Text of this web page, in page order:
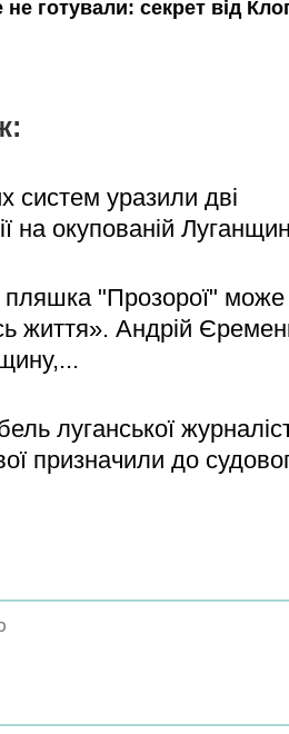
систем уразили дві
на окупованій
пляшка "Прозорої" може
життя». Андрій
луганської
призначили до